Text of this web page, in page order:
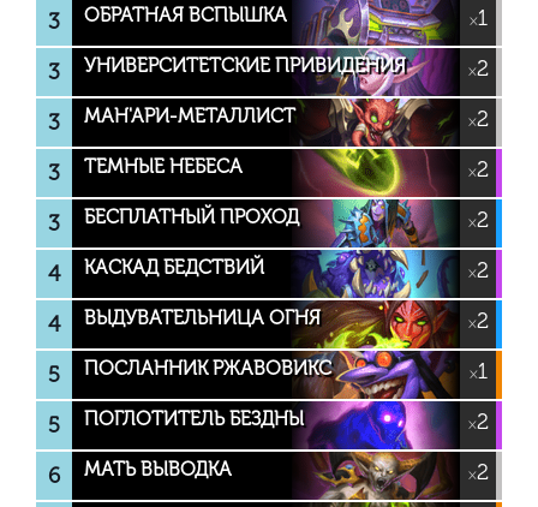
3 ОБРАТНАЯ ВСПЫШКА ×1
3 УНИВЕРСИТЕТСКИЕ ПРИВИДЕНИЯ ×2
3 МАН'АРИ-МЕТАЛЛИСТ ×2
3 ТЕМНЫЕ НЕБЕСА ×2
3 БЕСПЛАТНЫЙ ПРОХОД ×2
4 КАСКАД БЕДСТВИЙ ×2
4 ВЫДУВАТЕЛЬНИЦА ОГНЯ ×2
5 ПОСЛАННИК РЖАВОВИКС ×1
5 ПОГЛОТИТЕЛЬ БЕЗДНЫ ×2
6 МАТЬ ВЫВОДКА ×2